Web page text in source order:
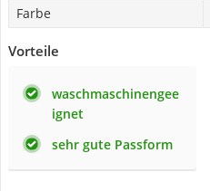
Farbe
Vorteile
waschmaschinengee
ignet
sehr gute Passform